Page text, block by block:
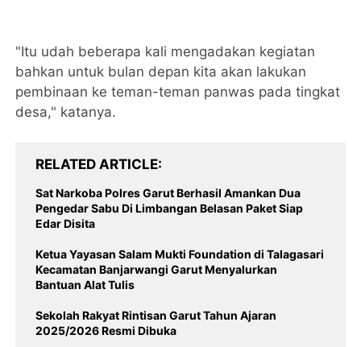
"Itu udah beberapa kali mengadakan kegiatan
bahkan untuk bulan depan kita akan lakukan
pembinaan ke teman-teman panwas pada tingkat
desa," katanya.
RELATED ARTICLE
Sat Narkoba Polres Garut Berhasil Amankan Dua
Pengedar Sabu Di Limbangan Belasan Paket Siap
Edar Disita
Ketua Yayasan Salam Mukti Foundation di Talagasari
Kecamatan Banjarwangi Garut Menyalurkan
Bantuan Alat Tulis
‎Sekolah Rakyat Rintisan Garut Tahun Ajaran